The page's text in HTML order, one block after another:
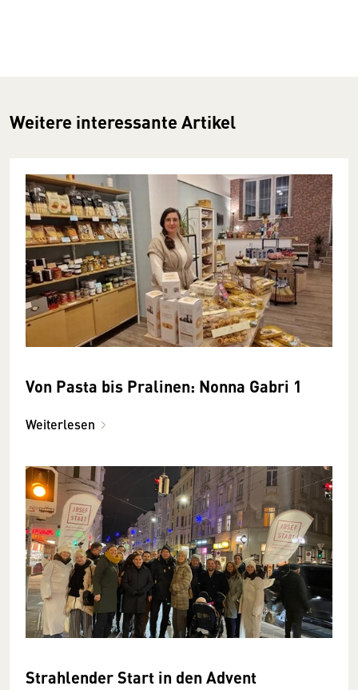
Weitere interessante Artikel
Von Pasta bis Pralinen: Nonna Gabri 1
Weiterlesen
Strahlender Start in den Advent